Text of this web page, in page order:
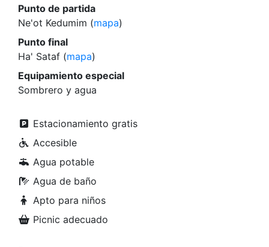
Punto de partida
Ne'ot Kedumim (mapa)
Punto final
Ha' Sataf (mapa)
Equipamiento especial
Sombrero y agua
Estacionamiento gratis
Accesible
Agua potable
Agua de baño
Apto para niños
Picnic adecuado